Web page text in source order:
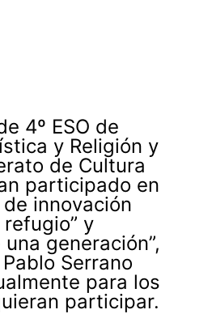
4º ESO de
y Religión y
de Cultura
participado en
innovación
y
generación”,
Serrano
para los
participar.